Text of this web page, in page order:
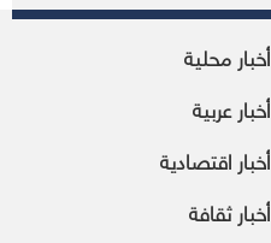
أخبار محلية
أخبار عربية
أخبار اقتصادية
أخبار ثقافة